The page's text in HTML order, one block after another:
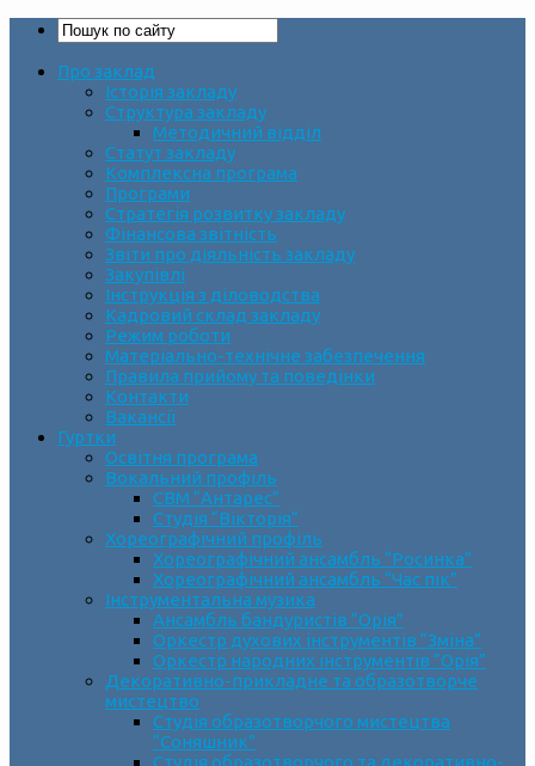
Про заклад
Історія закладу
Структура закладу
Методичний відділ
Статут закладу
Комплексна програма
Програми
Стратегія розвитку закладу
Фінансова звітність
Звіти про діяльність закладу
Закупівлі
Інструкція з діловодства
Кадровий склад закладу
Режим роботи
Матеріально-технічне забезпечення
Правила прийому та поведінки
Контакти
Вакансії
Гуртки
Освітня програма
Вокальний профіль
СВМ “Антарес”
Студія “Вікторія”
Хореографічний профіль
Хореографічний ансамбль “Росинка”
Хореографічний ансамбль “Час пік”
Інструментальна музика
Ансамбль бандуристів “Орія”
Оркестр духових інструментів “Зміна”
Оркестр народних інструментів “Орія”
Декоративно-прикладне та образотворче
мистецтво
Cтудія образотворчого мистецтва
“Соняшник”
Студія образотворчого та декоративно-